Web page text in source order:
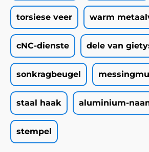
torsiese veer warm
cNC-dienste dele van
sonkragbeugel
staal haak aluminium-
stempel